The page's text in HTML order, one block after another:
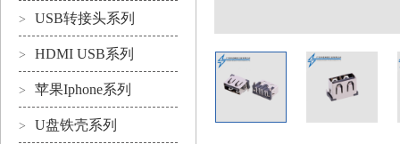
> USB转接头系列
> HDMI USB系列
> 苹果Iphone系列
> U盘铁壳系列